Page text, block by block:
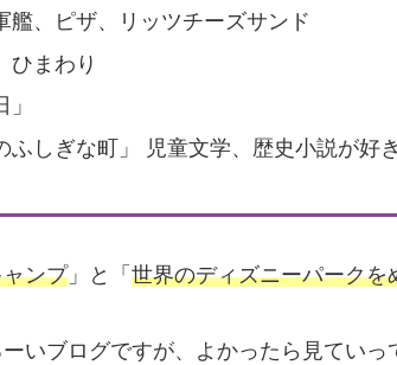
艦、ピザ、リッツチーズサンド
ひまわり
ふしぎな町」 児童文学、歴史小説が好き
ンプ」と「 世界のディズニーパークを
いブログですが、よかったら見ていっ